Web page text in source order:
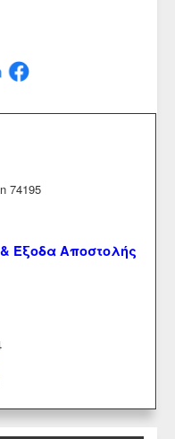
74195
Έξοδα Αποστολής